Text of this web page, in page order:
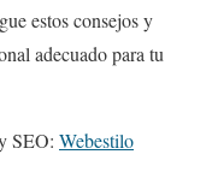
estos consejos y
adecuado para tu
SEO: Webestilo